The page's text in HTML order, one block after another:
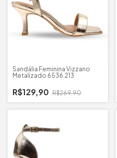
Sandália Feminina Vizzano
Metalizado 6536.213
R$129,90 R$269,90